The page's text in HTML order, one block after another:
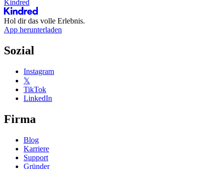
Kindred
Hol dir das volle Erlebnis.
App herunterladen
Sozial
Instagram
𝕏
TikTok
LinkedIn
Firma
Blog
Karriere
Support
Gründer